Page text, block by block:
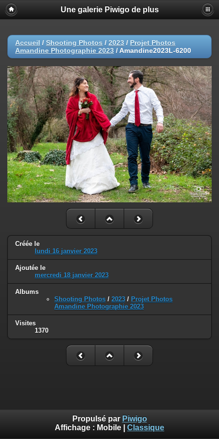
Une galerie Piwigo de plus
Accueil / Shooting Photos / 2023 / Projet Photos
Amandine Photographie 2023 / Amandine2023L-6200
Créée le
lundi 16 janvier 2023
Ajoutée le
mercredi 18 janvier 2023
Albums
Shooting Photos / 2023 / Projet Photos
Amandine Photographie 2023
Visites
1370
Propulsé par Piwigo
Affichage : Mobile Classique